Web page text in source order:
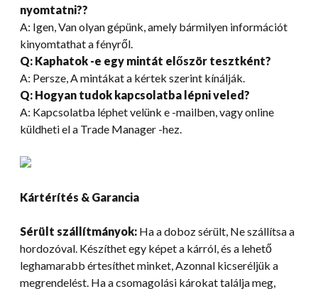
nyomtatni??
A: Igen, Van olyan gépünk, amely bármilyen információt
kinyomtathat a fényről.
Q: Kaphatok -e egy mintát először tesztként?
A: Persze, A mintákat a kértek szerint kínálják.
Q: Hogyan tudok kapcsolatba lépni veled?
A: Kapcsolatba léphet velünk e -mailben, vagy online
küldheti el a Trade Manager -hez.
Kártérítés & Garancia
Sérült szállítmányok: Ha a doboz sérült, Ne szállítsa a
hordozóval. Készíthet egy képet a kárról, és a lehető
leghamarabb értesíthet minket, Azonnal kicseréljük a
megrendelést. Ha a csomagolási károkat találja meg,